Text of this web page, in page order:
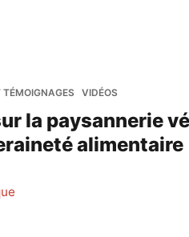
VIDÉOS
la paysannerie
alimentaire